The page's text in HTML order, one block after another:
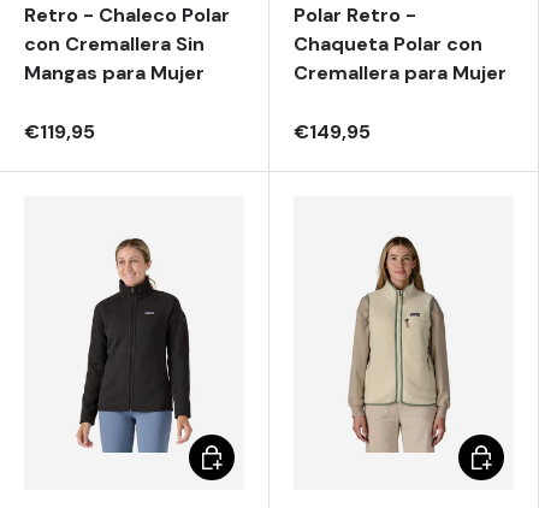
Retro - Chaleco Polar
con Cremallera Sin
Mangas para Mujer
€119,95
Polar Retro -
Chaqueta Polar con
Cremallera para Mujer
€149,95
Elegir opciones Elegir